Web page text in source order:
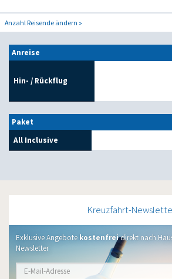
Anzahl Reisende ändern »
Anreise
Hin- / Rückflug
Paket
All Inclusive
Kreuzfahrt-
Exklusive Angebote kostenfreidirekt nach
Newsletter